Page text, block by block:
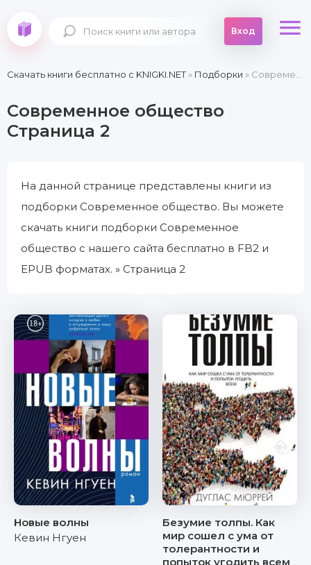
Вход
Скачать книги бесплатно c KNIGKI.NET» Подборки » Современное общество » Страница 2
Современное общество
Страница 2
На данной странице представлены книги из
подборки Современное общество. Вы можете
скачать книги подборки Современное
общество с нашего сайта бесплатно в FB2 и
EPUB форматах. » Страница 2
Новые волны
Кевин Нгуен
Безумие толпы. Как
мир сошел с ума от
толерантности и
попыток угодить всем